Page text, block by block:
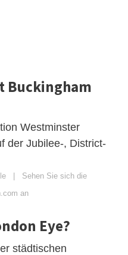
Buckingham
Westminster
der Jubilee-, District-
| Sehen Sie sich die
an
Eye?
städtischen